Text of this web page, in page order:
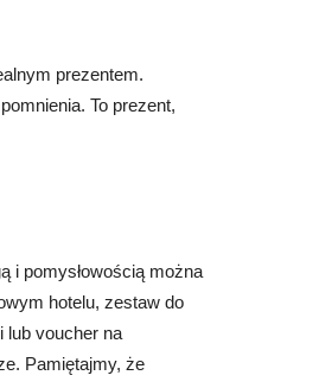
prezentem.
To prezent,
i pomysłowością można
hotelu, zestaw do
lub voucher na
Pamiętajmy, że